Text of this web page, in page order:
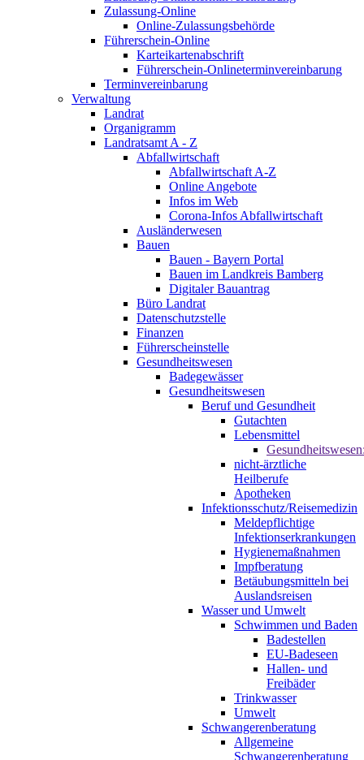
Zulassung-Online
Online-Zulassungsbehörde
Führerschein-Online
Karteikartenabschrift
Führerschein-Onlineterminvereinbarung
Terminvereinbarung
Verwaltung
Landrat
Organigramm
Landratsamt A - Z
Abfallwirtschaft
Abfallwirtschaft A-Z
Online Angebote
Infos im Web
Corona-Infos Abfallwirtschaft
Ausländerwesen
Bauen
Bauen - Bayern Portal
Bauen im Landkreis Bamberg
Digitaler Bauantrag
Büro Landrat
Datenschutzstelle
Finanzen
Führerscheinstelle
Gesundheitswesen
Badegewässer
Gesundheitswesen
Beruf und Gesundheit
Gutachten
Lebensmittel
nicht-ärztliche
Heilberufe
Apotheken
Infektionsschutz/Reisemedizin
Meldepflichtige
Infektionserkrankungen
Hygienemaßnahmen
Impfberatung
Betäubungsmitteln bei
Auslandsreisen
Wasser und Umwelt
Schwimmen und Baden
Badestellen
EU-Badeseen
Hallen- und
Freibäder
Trinkwasser
Umwelt
Schwangerenberatung
Allgemeine
Schwangerenberatung